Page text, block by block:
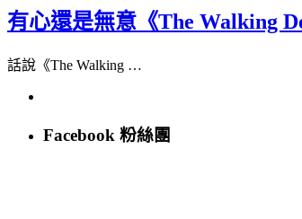
有心還是無意《The Walking
話說《The Walking …
Facebook 粉絲團